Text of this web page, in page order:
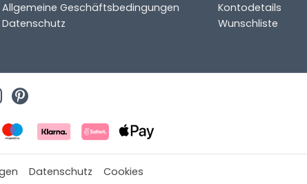
Allgemeine Geschäftsbedingungen
Datenschutz
Kontodetails
Wunschliste
Datenschutz Cookies